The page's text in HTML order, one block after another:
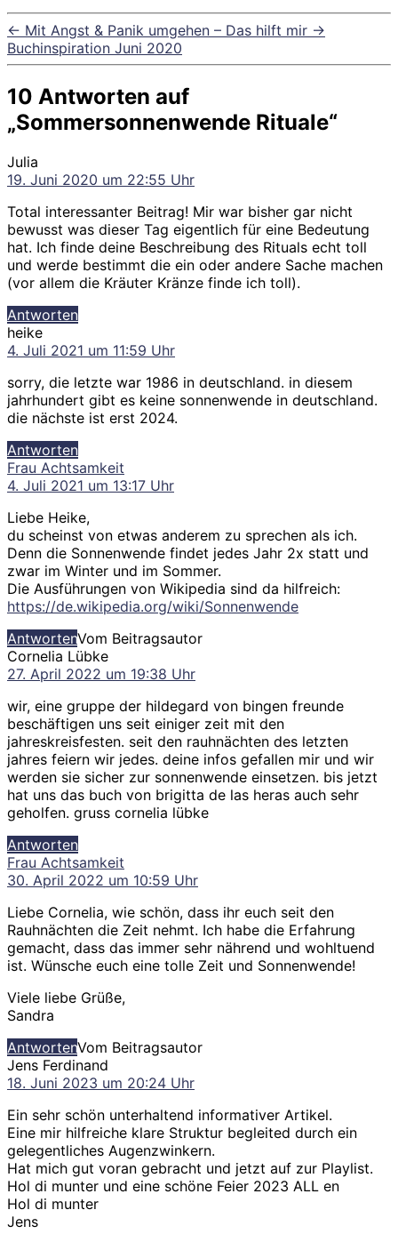
← Mit Angst & Panik umgehen – Das hilft mir →
Buchinspiration Juni 2020
10 Antworten auf
„Sommersonnenwende Rituale“
Julia
19. Juni 2020 um 22:55 Uhr
Total interessanter Beitrag! Mir war bisher gar nicht
bewusst was dieser Tag eigentlich für eine Bedeutung
hat. Ich finde deine Beschreibung des Rituals echt toll
und werde bestimmt die ein oder andere Sache machen
(vor allem die Kräuter Kränze finde ich toll).
Antworten
heikesagt:
4. Juli 2021 um 11:59 Uhr
sorry, die letzte war 1986 in deutschland. in diesem
jahrhundert gibt es keine sonnenwende in deutschland.
die nächste ist erst 2024.
Antworten
Frau Achtsamkeit
4. Juli 2021 um 13:17 Uhr
Liebe Heike,
du scheinst von etwas anderem zu sprechen als ich.
Denn die Sonnenwende findet jedes Jahr 2x statt und
zwar im Winter und im Sommer.
Die Ausführungen von Wikipedia sind da hilfreich:
https://de.wikipedia.org/wiki/Sonnenwende
AntwortenVom Beitragsautor
Cornelia Lübkesagt:
27. April 2022 um 19:38 Uhr
wir, eine gruppe der hildegard von bingen freunde
beschäftigen uns seit einiger zeit mit den
jahreskreisfesten. seit den rauhnächten des letzten
jahres feiern wir jedes. deine infos gefallen mir und wir
werden sie sicher zur sonnenwende einsetzen. bis jetzt
hat uns das buch von brigitta de las heras auch sehr
geholfen. gruss cornelia lübke
Antworten
Frau Achtsamkeit
30. April 2022 um 10:59 Uhr
Liebe Cornelia, wie schön, dass ihr euch seit den
Rauhnächten die Zeit nehmt. Ich habe die Erfahrung
gemacht, dass das immer sehr nährend und wohltuend
ist. Wünsche euch eine tolle Zeit und Sonnenwende!
Viele liebe Grüße,
Sandra
AntwortenVom Beitragsautor
Jens Ferdinand
18. Juni 2023 um 20:24 Uhr
Ein sehr schön unterhaltend informativer Artikel.
Eine mir hilfreiche klare Struktur begleited durch ein
gelegentliches Augenzwinkern.
Hat mich gut voran gebracht und jetzt auf zur Playlist.
Hol di munter und eine schöne Feier 2023 ALL en
Hol di munter
Jens